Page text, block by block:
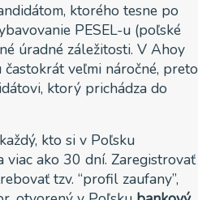
ktorého tesne po
PESEL-u (poľské
úradné záležitosti. V Ahoy
častokrát veľmi náročné, preto
ktorý prichádza do
kto si v Poľsku
viac ako 30 dní. Zaregistrovať
tzv. “profil zaufany”,